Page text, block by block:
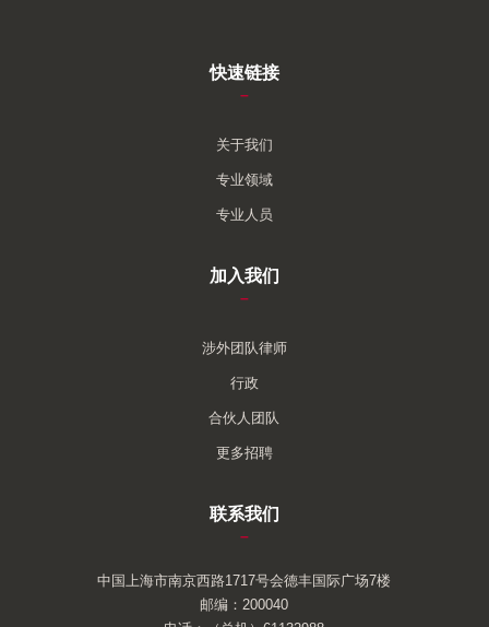
快速链接
–
关于我们
专业领域
专业人员
加入我们
–
涉外团队律师
行政
合伙人团队
更多招聘
联系我们
–
中国上海市南京西路1717号会德丰国际广场7楼
邮编：200040